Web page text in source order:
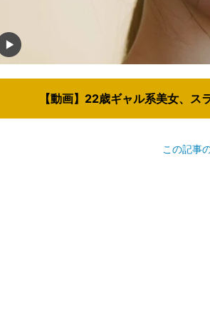
【動画】22歳ギャル系美女、ス
この記事